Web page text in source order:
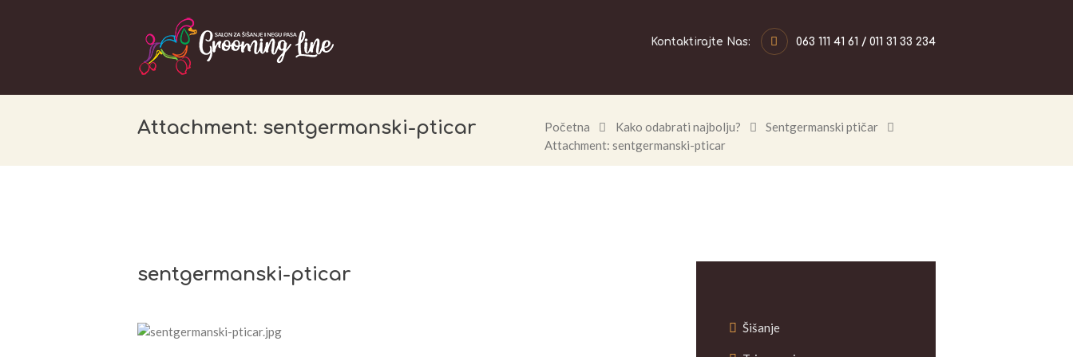
Kontaktirajte Nas: 063 111 41 61 / 011 31 33 234
Attachment: sentgermanski-pticar Početna Kako odabrati najbolju?
Sentgermanski ptičar
Attachment: sentgermanski-pticar
sentgermanski-pticar
Šišanje